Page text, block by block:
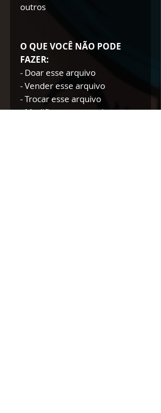
outros
O QUE VOCÊ NÃO PODE
FAZER:
- Doar esse arquivo
- Vender esse arquivo
- Trocar esse arquivo
- Modificar esse arquivo para